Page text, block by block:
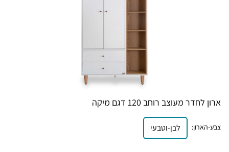
ארון לחדר מעוצב רוחב 120 דגם מיקה
צבע-הארון: לבן-וטבעי